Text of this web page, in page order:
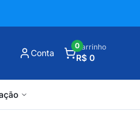
Conta
Carrinho
R$ 0
0